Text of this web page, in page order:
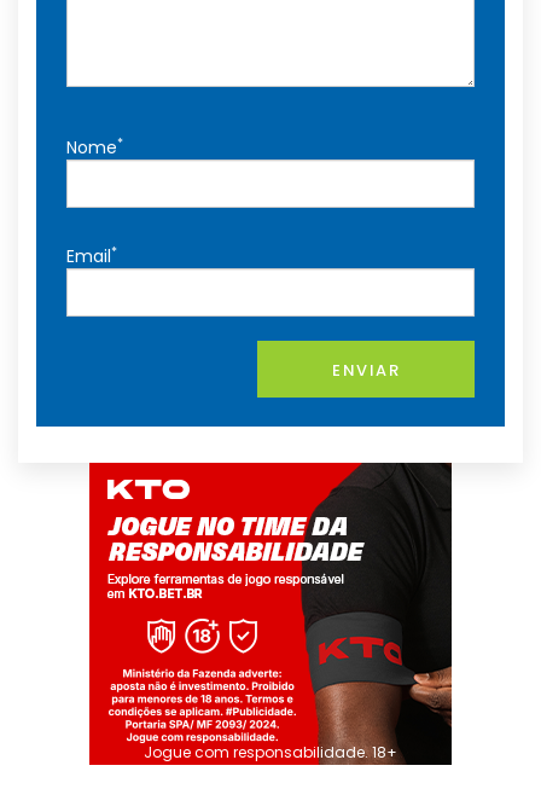
Nome*
Email*
ENVIAR
Jogue com responsabilidade. 18+